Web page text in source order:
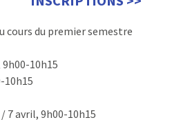
cours du premier semestre
10h15
10h15
/ 7 avril, 9h00-10h15